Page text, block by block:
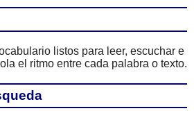
listos para leer, escuchar e
el ritmo entre cada palabra o texto.